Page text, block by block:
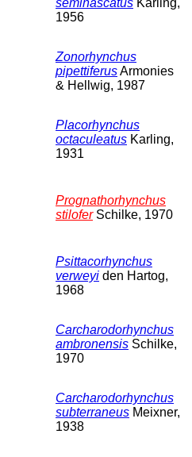
seminascatus Karling,
1956
Zonorhynchus
pipettiferusArmonies
& Hellwig, 1987
Placorhynchus
octaculeatus Karling,
1931
Prognathorhynchus
stiloferSchilke, 1970
Psittacorhynchus
verweyi den Hartog,
1968
Carcharodorhynchus
ambronensis Schilke,
1970
Carcharodorhynchus
subterraneus Meixner,
1938